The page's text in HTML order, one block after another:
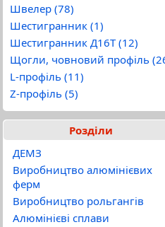
Швелер (78)
Шестигранник (1)
Шестигранник Д16Т (12)
Щогли, човновий профіль
L-профіль (11)
Z-профіль (5)
Розділи
ДЕМЗ
Виробництво алюмінієвих
ферм
Виробництво рольгангів
Алюмінієві сплави